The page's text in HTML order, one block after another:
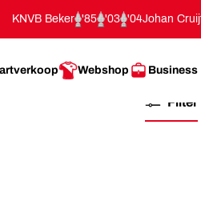
KNVB Beker '85 '03 '04Johan
Webshop Business
Filter